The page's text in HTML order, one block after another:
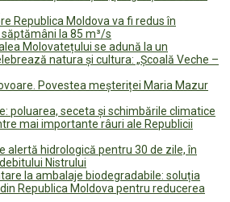
Republica Moldova va fi redus în
la 85 m³/s
Molovatețului se adună la un
natura și cultura: „Școală Veche –
Povestea meșteriței Maria Mazur
poluarea, seceta și schimbările climatice
mai importante râuri ale Republicii
alertă hidrologică pentru 30 de zile, în
Nistrului
la ambalaje biodegradabile: soluția
Republica Moldova pentru reducerea